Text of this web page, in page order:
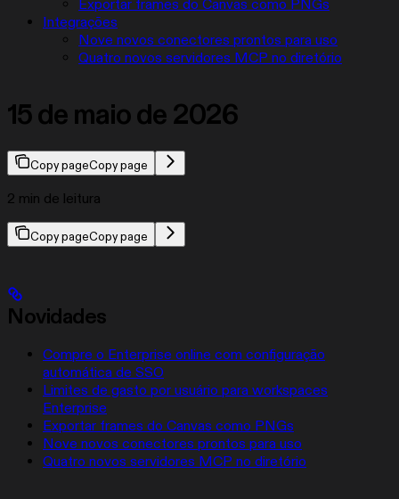
Exportar frames do Canvas como PNGs
Integrações
Nove novos conectores prontos para uso
Quatro novos servidores MCP no diretório
15 de maio de 2026
Copy pageCopy page
2 min de leitura
Copy pageCopy page
Novidades
Compre o Enterprise online com configuração
automática de SSO
Limites de gasto por usuário para workspaces
Enterprise
Exportar frames do Canvas como PNGs
Nove novos conectores prontos para uso
Quatro novos servidores MCP no diretório